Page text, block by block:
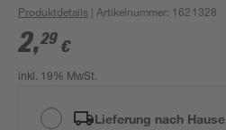
Produktdetails | Artikelnummer: 1621328
2,29 €
inkl. 19% MwSt.
Lieferung nach Hause